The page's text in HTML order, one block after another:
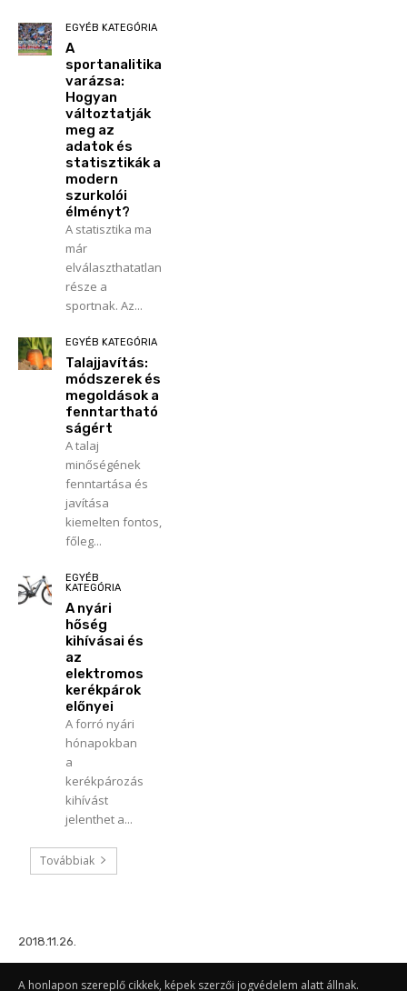
EGYÉB KATEGÓRIA
A
sportanalitika
varázsa:
Hogyan
változtatják
meg az
adatok és
statisztikák a
modern
szurkolói
élményt?
A statisztika ma
már
elválaszthatatlan
része a
sportnak. Az...
EGYÉB KATEGÓRIA
Talajjavítás:
módszerek és
megoldások a
fenntartható
ságért
A talaj
minőségének
fenntartása és
javítása
kiemelten fontos,
főleg...
EGYÉB
KATEGÓRIA
A nyári
hőség
kihívásai és
az
elektromos
kerékpárok
előnyei
A forró nyári
hónapokban
a
kerékpározás
kihívást
jelenthet a...
Továbbiak
2018.11.26.
A honlapon szereplő cikkek, képek szerzői jogvédelem alatt állnak.